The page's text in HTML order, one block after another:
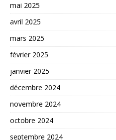
mai 2025
avril 2025
mars 2025
février 2025
janvier 2025
décembre 2024
novembre 2024
octobre 2024
septembre 2024